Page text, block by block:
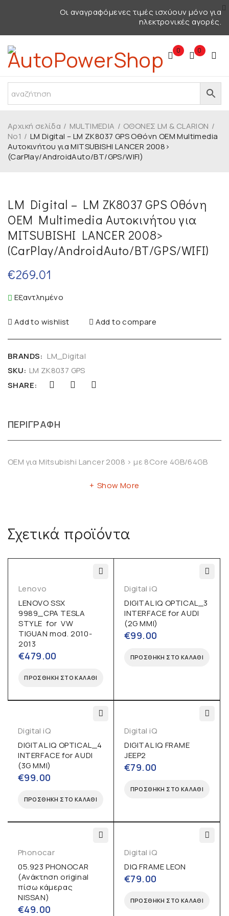
Οι αναγραφόμενες τιμές ισχύουν μόνο για
ηλεκτρονικές αγορές.
0 0
Αρχική σελίδα / MULTIMEDIA / ΟΘΟΝΕΣ LM & CLARION /
No1 / LM Digital – LM ZK8037 GPS Οθόνη OEM Multimedia
Αυτοκινήτου για MITSUBISHI LANCER 2008>
(CarPlay/AndroidAuto/BT/GPS/WIFI)
LM Digital – LM ZK8037 GPS Οθόνη
OEM Multimedia Αυτοκινήτου για
MITSUBISHI LANCER 2008>
(CarPlay/AndroidAuto/BT/GPS/WIFI)
€269.01
Εξαντλημένο
Add to wishlist Add to compare
BRANDS: LM_Digital
SKU: LM ZK8037 GPS
SHARE:
ΠΕΡΙΓΡΑΦΉ
OEM για Mitsubishi Lancer 2008 > με 8Core 4GB/64GB
Show More
Σχετικά προϊόντα
Lenovo
LENOVO SSX
9989_CPA TESLA
STYLE for VW
TIGUAN mod. 2010-
2013
€479.00
ΠΡΟΣΘΉΚΗ ΣΤΟ ΚΑΛΆΘΙ
Digital iQ
DIGITAL IQ OPTICAL_3
INTERFACE for AUDI
(2G MMI)
€99.00
ΠΡΟΣΘΉΚΗ ΣΤΟ ΚΑΛΆΘΙ
Digital iQ
DIGITAL IQ OPTICAL_4
INTERFACE for AUDI
(3G MMI)
€99.00
ΠΡΟΣΘΉΚΗ ΣΤΟ ΚΑΛΆΘΙ
Digital iQ
DIGITAL IQ FRAME
JEEP2
€79.00
ΠΡΟΣΘΉΚΗ ΣΤΟ ΚΑΛΆΘΙ
Phonocar
05.923 PHONOCAR
(Ανάκτηση original
πίσω κάμερας
NISSAN)
€49.00
Digital iQ
DIQ FRAME LEON
€79.00
ΠΡΟΣΘΉΚΗ ΣΤΟ ΚΑΛΆΘΙ